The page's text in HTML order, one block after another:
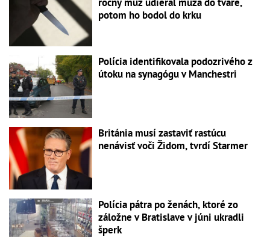
potom ho bodol do krku
Polícia identifikovala podozrivého z
útoku na synagógu v Manchestri
Británia musí zastaviť rastúcu
nenávisť voči Židom, tvrdí Starmer
Polícia pátra po ženách, ktoré zo
záložne v Bratislave v júni ukradli
šperk